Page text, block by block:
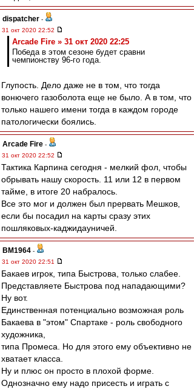
dispatcher -
31 окт 2020 22:52
Arcade Fire » 31 окт 2020 22:25
Победа в этом сезоне будет сравни
чемпионству 96-го года.
Глупость. Дело даже не в том, что тогда
вонючего газоболота еще не было. А в том, что
только нашего имени тогда в каждом городе
патологически боялись.
Arcade Fire -
31 окт 2020 22:52
Тактика Карпина сегодня - мелкий фол, чтобы
обрывать нашу скорость. 11 или 12 в первом
тайме, в итоге 20 набралось.
Все это мог и должен был прервать Мешков,
если бы посадил на карты сразу этих
пошляковых-каджидауничей.
BM1964 -
31 окт 2020 22:51
Бакаев игрок, типа Быстрова, только слабее.
Представляете Быстрова под нападающими?
Ну вот.
Единственная потенциально возможная роль
Бакаева в "этом" Спартаке - роль свободного
художника,
типа Промеса. Но для этого ему объективно не
хватает класса.
Ну и плюс он просто в плохой форме.
Однозначно ему надо присесть и играть с